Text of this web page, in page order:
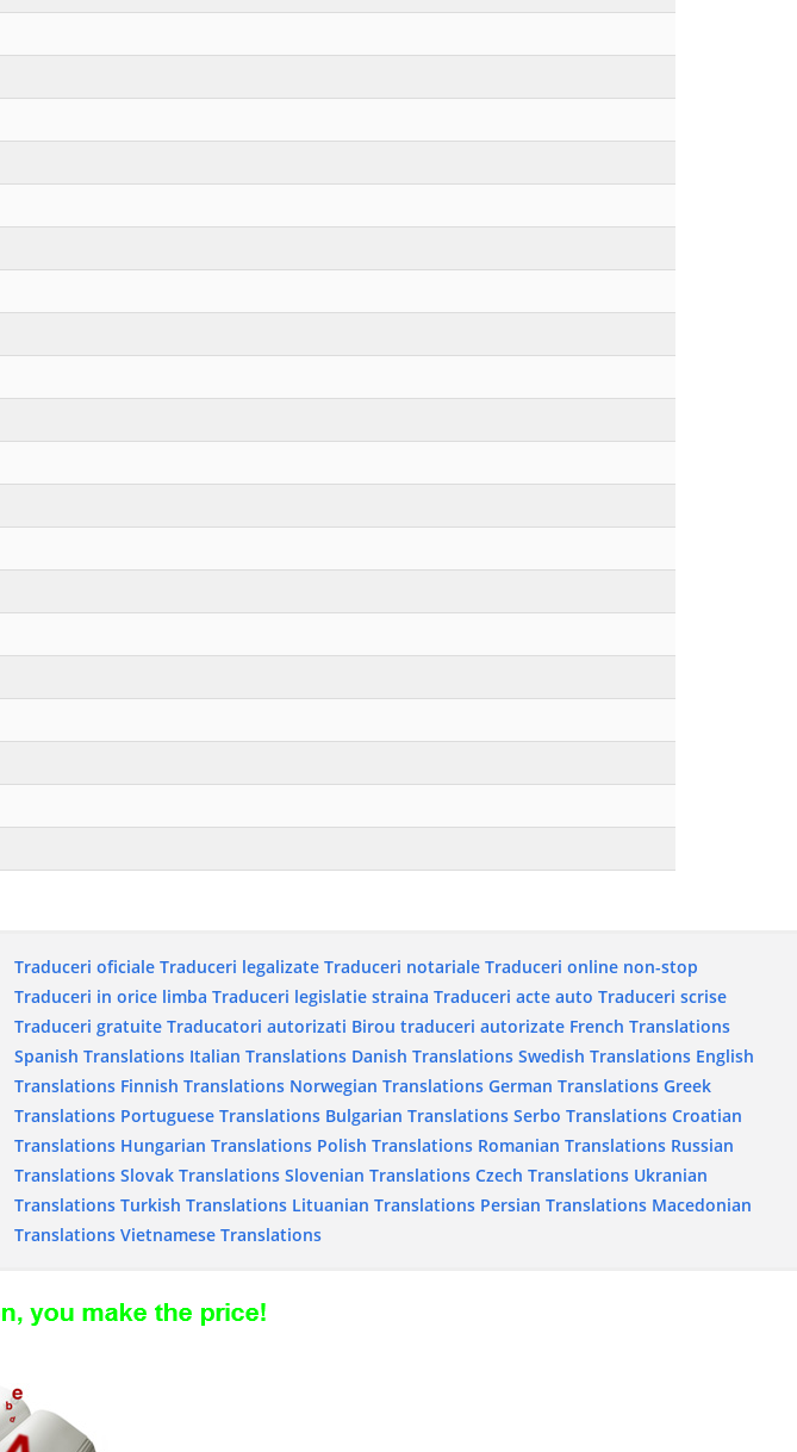
Traduceri oficiale Traduceri legalizate Traduceri notariale Traduceri online non-stop
Traduceri in orice limba Traduceri legislatie straina Traduceri acte auto Traduceri scrise
Traduceri gratuite Traducatori autorizati Birou traduceri autorizate French Translations
Spanish Translations Italian Translations Danish Translations Swedish Translations English
Translations Finnish Translations Norwegian Translations German Translations Greek
Translations Portuguese Translations Bulgarian Translations Serbo Translations Croatian
Translations Hungarian Translations Polish Translations Romanian Translations Russian
Translations Slovak Translations Slovenian Translations Czech Translations Ukranian
Translations Turkish Translations Lituanian Translations Persian Translations Macedonian
Translations Vietnamese Translations